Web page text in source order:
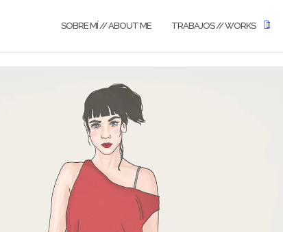
SOBRE MÍ // ABOUT ME TRABAJOS // WORKS